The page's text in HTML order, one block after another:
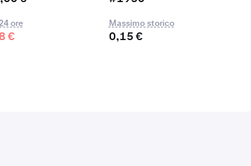
ore
€
Massimo storico
0,15 €